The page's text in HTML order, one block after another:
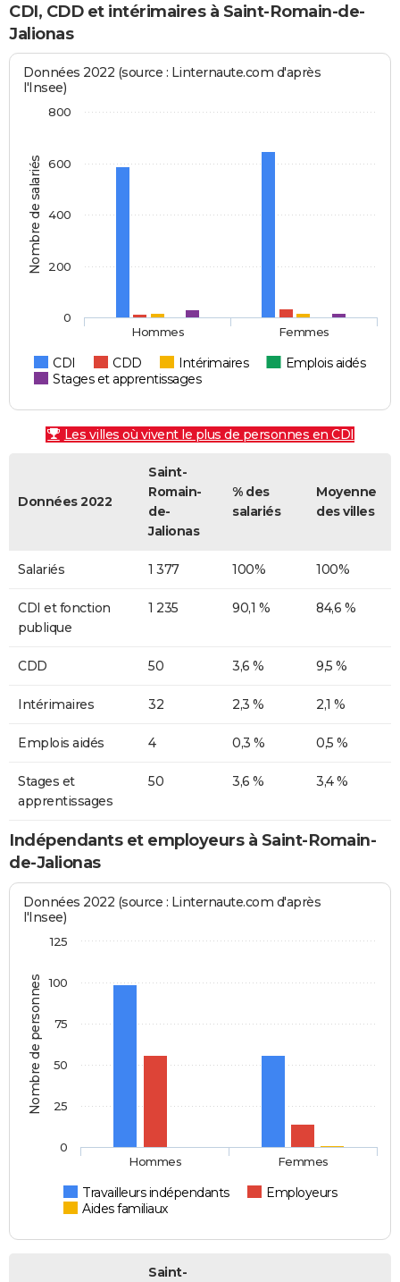
CDI, CDD et intérimaires à Saint-Romain-de-
Jalionas
Nombre de salariés
Données 2022 (source : Linternaute.com d'après
l'Insee)
CDI CDD Intérimaires
Emplois aidés
Stages et apprentissages
Hommes Femmes
0
200
400
600
800
Les villes où vivent le plus de personnes en CDI
Données 2022
Saint-
Romain-
de-
Jalionas
% des
salariés
Moyenne
des villes
Salariés 1 377 100% 100%
CDI et fonction
publique
1 235 90,1 % 84,6 %
CDD 50 3,6 % 9,5 %
Intérimaires 32 2,3 % 2,1 %
Emplois aidés 4 0,3 % 0,5 %
Stages et
apprentissages
50 3,6 % 3,4 %
Indépendants et employeurs à Saint-Romain-
de-Jalionas
Nombre de personnes
Données 2022 (source : Linternaute.com d'après
l'Insee)
Travailleurs indépendants
Employeurs
Aides familiaux
Hommes Femmes
0
25
50
75
100
125
Saint-